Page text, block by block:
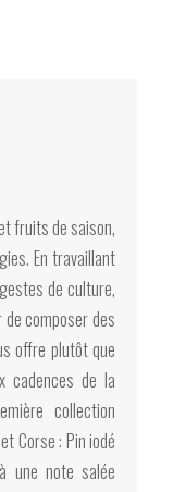
fruits de saison,
En travaillant
de culture,
composer des
offre plutôt que
cadences de la
collection
Corse : Pin iodé
une note salée